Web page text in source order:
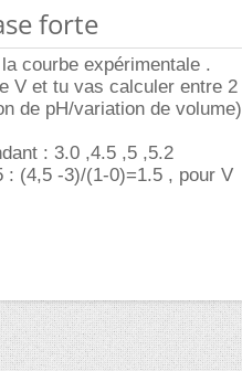
forte
courbe expérimentale .
V et tu vas calculer entre 2
de pH/variation de volume)
: 3.0 ,4.5 ,5 ,5.2
: (4,5 -3)/(1-0)=1.5 , pour V